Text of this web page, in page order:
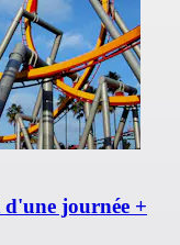
journée +